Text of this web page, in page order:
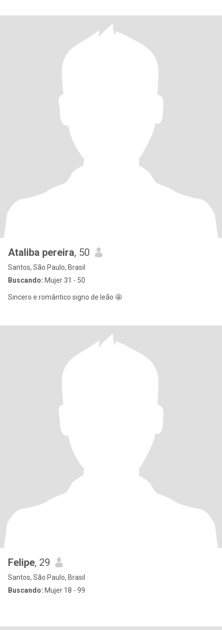
Ataliba pereira, 50
Santos, São Paulo, Brasil
Buscando: Mujer 31 - 50
Sincero e romântico signo de leão 🤩
Felipe, 29
Santos, São Paulo, Brasil
Buscando: Mujer 18 - 99